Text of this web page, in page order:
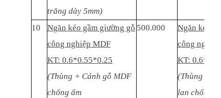
trắng dày 5mm)
10
Ngăn kéo gầm giường gỗ
công nghiệp MDF
KT: 0.6*0.55*0.25
(Thùng + Cánh gỗ MDF
chống ẩm
500.000
Ngăn kéo
công
KT:
(Thùng +
lan chống